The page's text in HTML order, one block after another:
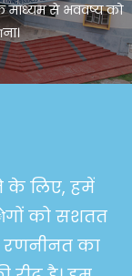
माध्यम से भववष्य को
के लिए, हमें
को सशतत
रणनीनत का